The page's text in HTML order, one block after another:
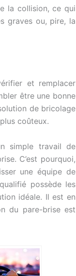
la collision, ce qui
graves ou, pire, la
et remplacer
être une bonne
de bricolage
coûteux.
simple travail de
C’est pourquoi,
une équipe de
possède les
idéale. Il est en
du pare-brise est